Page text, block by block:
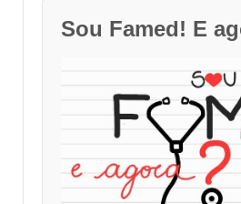
Sou Famed! E